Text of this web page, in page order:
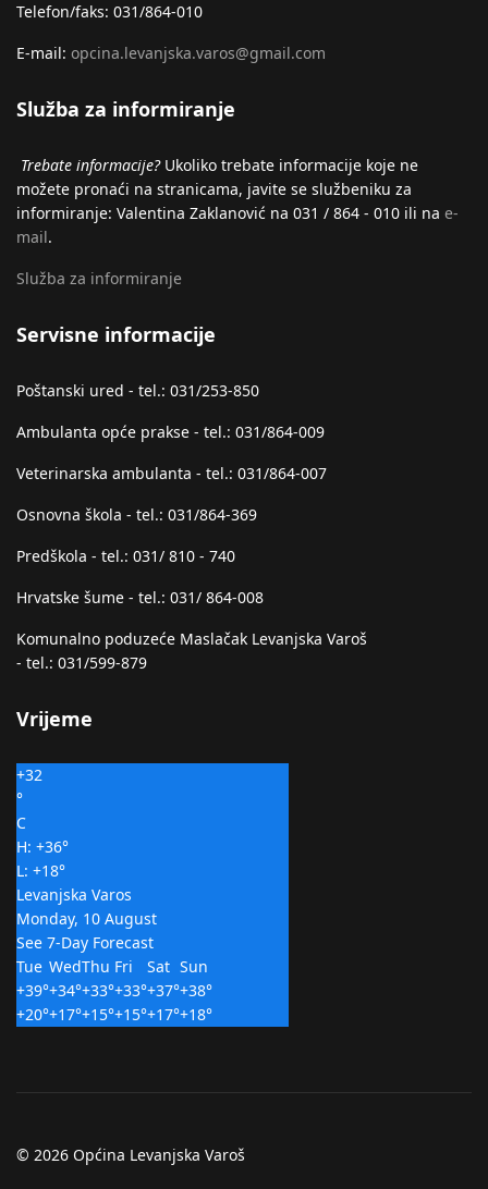
Telefon/faks: 031/864-010
E-mail: opcina.levanjska.varos@gmail.com
Služba za informiranje
Trebate informacije?Ukoliko trebate informacije koje ne
možete pronaći na stranicama, javite se službeniku za
informiranje: Valentina Zaklanović na 031 / 864 - 010 ili na e-
mail.
Služba za informiranje
Servisne informacije
Poštanski ured - tel.: 031/253-850
Ambulanta opće prakse - tel.: 031/864-009
Veterinarska ambulanta - tel.: 031/864-007
Osnovna škola - tel.: 031/864-369
Predškola - tel.: 031/ 810 - 740
Hrvatske šume - tel.: 031/ 864-008
Komunalno poduzeće Maslačak Levanjska Varoš
- tel.: 031/599-879
Vrijeme
+32
°
C
H: +36°
L: +18°
Levanjska Varos
Monday, 10 August
See 7-Day Forecast
Tue WedThu Fri Sat Sun
+39°+34°+33°+33°+37°+38°
+20°+17°+15°+15°+17°+18°
© 2026 Općina Levanjska Varoš